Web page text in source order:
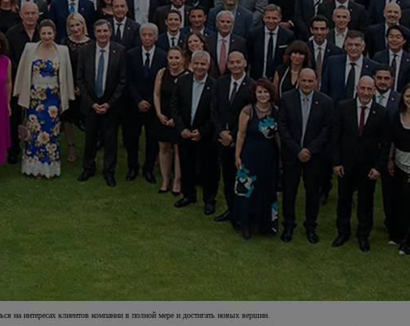
на интересах клиентов компании в полной мере и достигать новых вершин.